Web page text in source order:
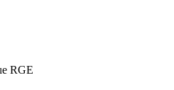
RGE